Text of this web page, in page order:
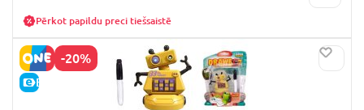
Pērkot papildu preci tiešsaistē
-20%
E-CENA